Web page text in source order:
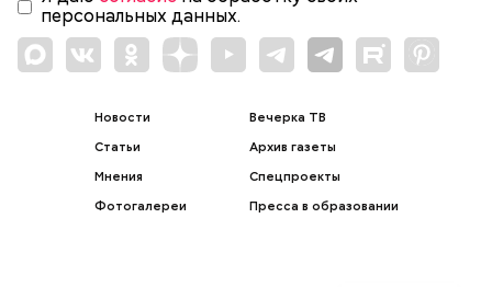
персональных данных.
Новости
Статьи
Мнения
Фотогалереи
Вечерка ТВ
Архив газеты
Спецпроекты
Пресса в образовании